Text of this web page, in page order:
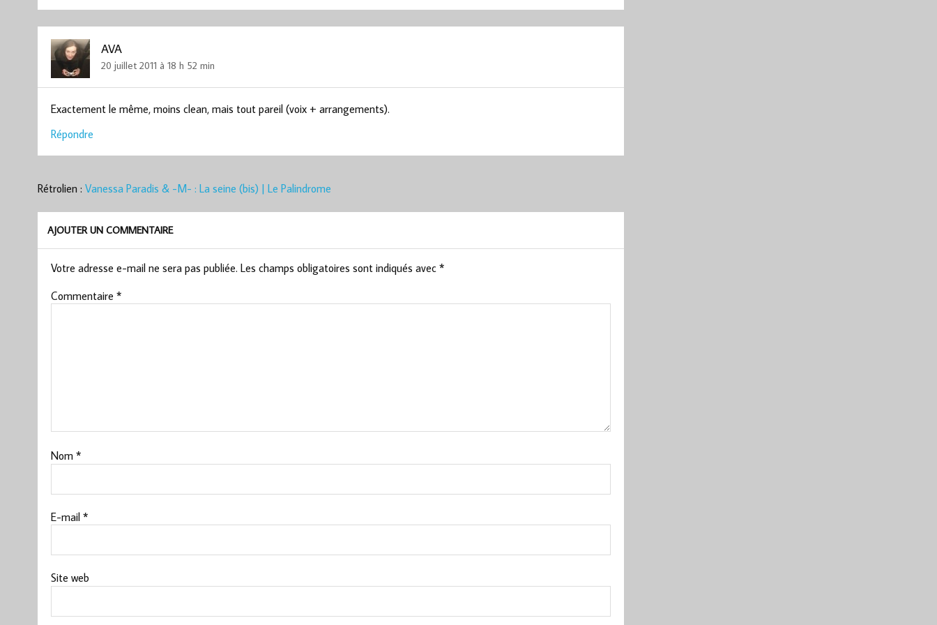
AVA
20 juillet 2011 à 18 h 52 min
Exactement le même, moins clean, mais tout pareil (voix + arrangements).
Répondre
Rétrolien : Vanessa Paradis & -M- : La seine (bis) | Le Palindrome
AJOUTER UN COMMENTAIRE
Votre adresse e-mail ne sera pas publiée. Les champs obligatoires sont indiqués avec *
Commentaire *
Nom *
E-mail *
Site web